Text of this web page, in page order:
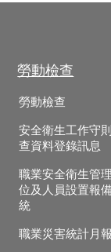
勞動檢查
勞動檢查
安全衛生工作守
查資料登錄訊息
職業安全衛生管
位及人員設置報
統
職業災害統計月報